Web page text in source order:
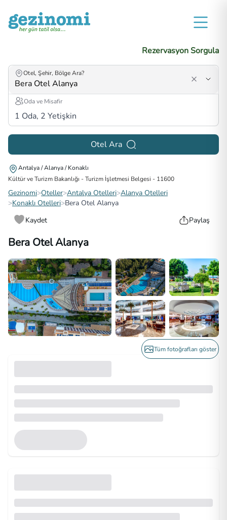
Rezervasyon Sorgula
Otel, Şehir, Bölge Ara?
Oda ve Misafir
1 Oda, 2 Yetişkin
Otel Ara
Antalya / Alanya / Konaklı
Kültür ve Turizm Bakanlığı - Turizm İşletmesi Belgesi - 11600
Gezinomi>Oteller>Antalya Otelleri>Alanya Otelleri
>Konaklı Otelleri>Bera Otel Alanya
Paylaş
Kaydet
Bera Otel Alanya
Tüm fotoğrafları göster